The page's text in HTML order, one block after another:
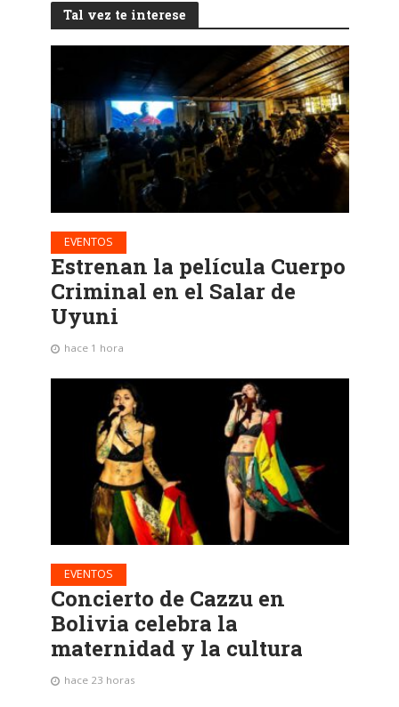
Tal vez te interese
EVENTOS
Estrenan la película Cuerpo
Criminal en el Salar de
Uyuni
hace 1 hora
EVENTOS
Concierto de Cazzu en
Bolivia celebra la
maternidad y la cultura
hace 23 horas